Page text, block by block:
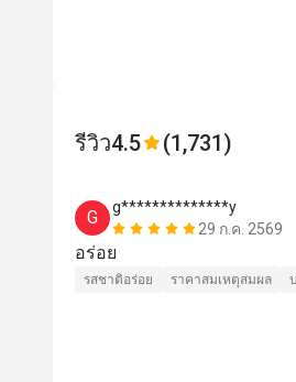
รีวิว4.5 (1,731)
G
g**************y
29 ก.ค. 2569
อร่อย
รสชาติอร่อย ราคาสมเหตุสมผล